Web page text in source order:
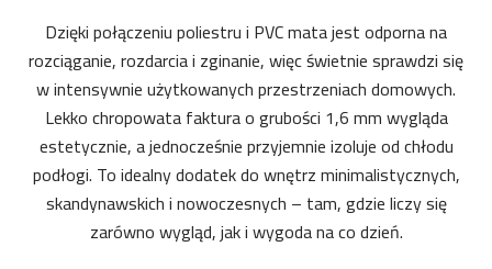
Dzięki połączeniu poliestru i PVC mata jest odporna na
rozciąganie, rozdarcia i zginanie, więc świetnie sprawdzi się
w intensywnie użytkowanych przestrzeniach domowych.
Lekko chropowata faktura o grubości 1,6 mm wygląda
estetycznie, a jednocześnie przyjemnie izoluje od chłodu
podłogi. To idealny dodatek do wnętrz minimalistycznych,
skandynawskich i nowoczesnych – tam, gdzie liczy się
zarówno wygląd, jak i wygoda na co dzień.